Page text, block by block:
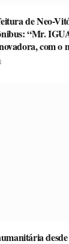
de Neo-
“Mr.
com o